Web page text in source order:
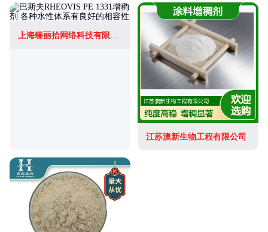
上海臻丽拾网络科技有限公司
江苏澳新生物工程有限公司